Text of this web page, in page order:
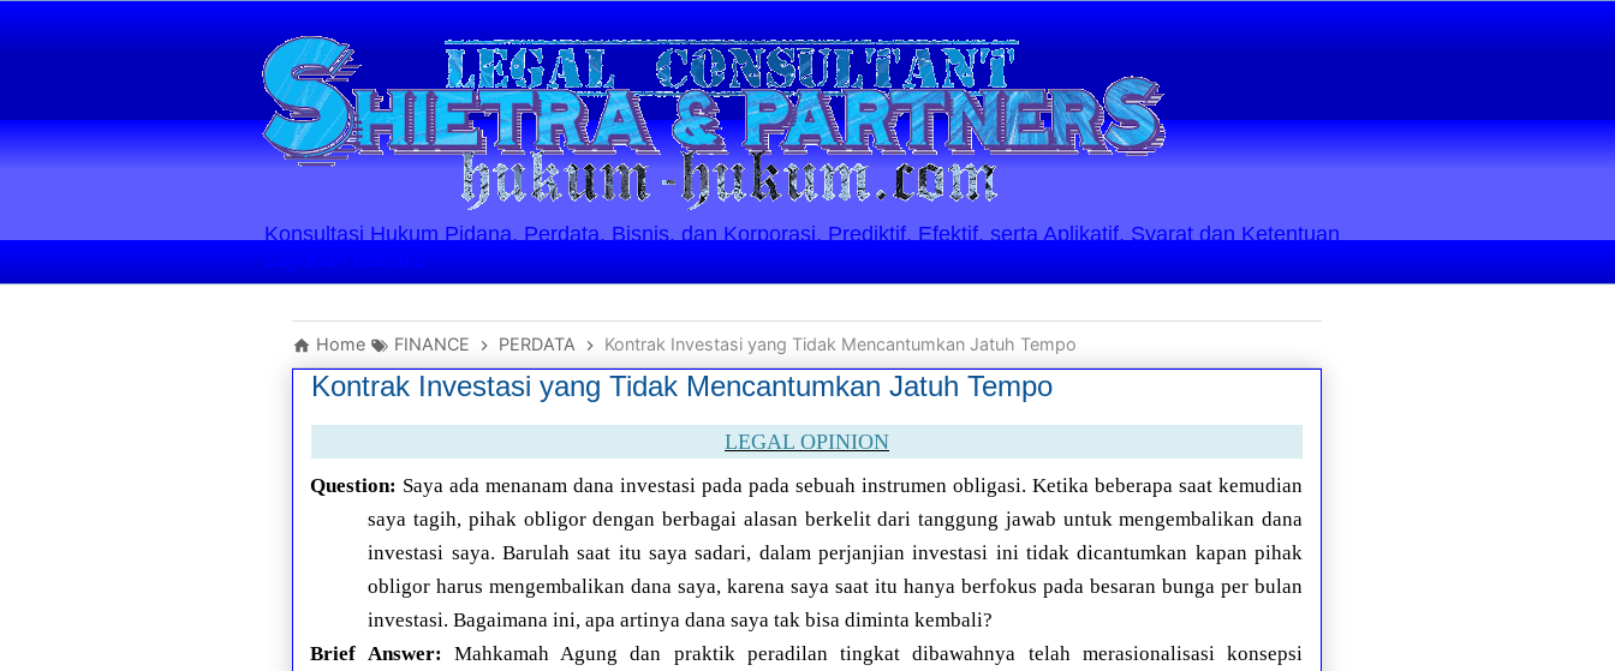
Konsultasi Hukum Pidana, Perdata, Bisnis, dan Korporasi. Prediktif, Efektif, serta Aplikatif. Syarat dan Ketentuan
Layanan Berlaku
Home FINANCE PERDATA Kontrak Investasi yang Tidak Mencantumkan Jatuh Tempo
Kontrak Investasi yang Tidak Mencantumkan Jatuh Tempo
LEGAL OPINION
Question: Saya ada menanam dana investasi pada pada sebuah instrumen obligasi. Ketika beberapa saat kemudian
saya tagih, pihak obligor dengan berbagai alasan berkelit dari tanggung jawab untuk mengembalikan dana
investasi saya. Barulah saat itu saya sadari, dalam perjanjian investasi ini tidak dicantumkan kapan pihak
obligor harus mengembalikan dana saya, karena saya saat itu hanya berfokus pada besaran bunga per bulan
investasi. Bagaimana ini, apa artinya dana saya tak bisa diminta kembali?
Brief Answer: Mahkamah Agung dan praktik peradilan tingkat dibawahnya telah merasionalisasi konsepsi